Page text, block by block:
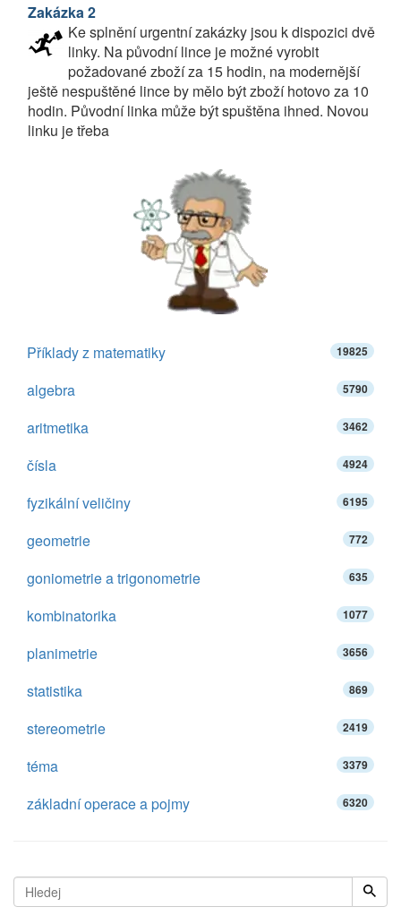
Zakázka 2
Ke splnění urgentní zakázky jsou k dispozici dvě
linky. Na původní lince je možné vyrobit
požadované zboží za 15 hodin, na modernější
ještě nespuštěné lince by mělo být zboží hotovo za 10
hodin. Původní linka může být spuštěna ihned. Novou
linku je třeba
Příklady z matematiky 19825
algebra 5790
aritmetika 3462
čísla 4924
fyzikální veličiny 6195
geometrie 772
goniometrie a trigonometrie 635
kombinatorika 1077
planimetrie 3656
statistika 869
stereometrie 2419
téma 3379
základní operace a pojmy 6320